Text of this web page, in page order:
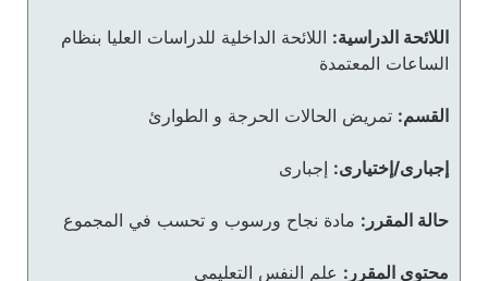
اللائحة الدراسية: اللائحة الداخلية للدراسات العليا بنظام
الساعات المعتمدة
القسم: تمريض الحالات الحرجة و الطوارئ
إجبارى/إختيارى: إجبارى
حالة المقرر: مادة نجاح ورسوب و تحسب في المجموع
محتوى المقرر: علم النفس التعليمى